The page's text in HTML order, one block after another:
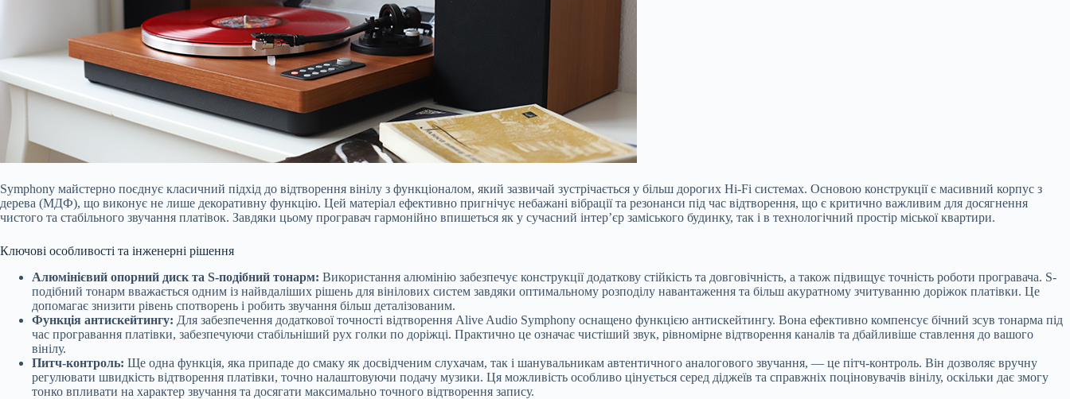
Symphony майстерно поєднує класичний підхід до відтворення вінілу з функціоналом, який зазвичай зустрічається у більш дорогих Hi-Fi системах. Основою конструкції є масивний корпус з
дерева (МДФ), що виконує не лише декоративну функцію. Цей матеріал ефективно пригнічує небажані вібрації та резонанси під час відтворення, що є критично важливим для досягнення
чистого та стабільного звучання платівок. Завдяки цьому програвач гармонійно впишеться як у сучасний інтер’єр заміського будинку, так і в технологічний простір міської квартири.
Ключові особливості та інженерні рішення
Алюмінієвий опорний диск та S-подібний тонарм: Використання алюмінію забезпечує конструкції додаткову стійкість та довговічність, а також підвищує точність роботи програвача. S-
подібний тонарм вважається одним із найвдаліших рішень для вінілових систем завдяки оптимальному розподілу навантаження та більш акуратному зчитуванню доріжок платівки. Це
допомагає знизити рівень спотворень і робить звучання більш деталізованим.
Функція антискейтингу: Для забезпечення додаткової точності відтворення Alive Audio Symphony оснащено функцією антискейтингу. Вона ефективно компенсує бічний зсув тонарма під
час програвання платівки, забезпечуючи стабільніший рух голки по доріжці. Практично це означає чистіший звук, рівномірне відтворення каналів та дбайливіше ставлення до вашого
вінілу.
Питч-контроль: Ще одна функція, яка припаде до смаку як досвідченим слухачам, так і шанувальникам автентичного аналогового звучання, — це пітч-контроль. Він дозволяє вручну
регулювати швидкість відтворення платівки, точно налаштовуючи подачу музики. Ця можливість особливо цінується серед діджеїв та справжніх поціновувачів вінілу, оскільки дає змогу
тонко впливати на характер звучання та досягати максимально точного відтворення запису.